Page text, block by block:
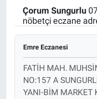
Çorum Sungurlu
nöbetçi eczane
Emre Eczanesi
FATİH MAH.
NO:157 A
YANI-BİM MARKET